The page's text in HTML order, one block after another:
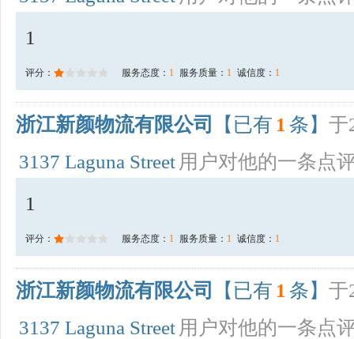
1
评分： 服务态度： 1 服务质量： 1 诚信度： 1
浙江新颜物流有限公司 【已有 1 条】 于
3137 Laguna Street 用户对他的一条点
1
评分： 服务态度： 1 服务质量： 1 诚信度： 1
浙江新颜物流有限公司 【已有 1 条】 于
3137 Laguna Street 用户对他的一条点